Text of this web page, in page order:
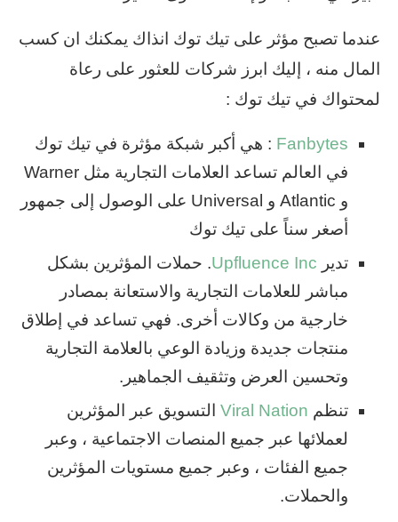
عندما تصبح مؤثر على تيك توك انذاك يمكنك ان كسب
المال منه ، إليك ابرز شركات للعثور على رعاة
لمحتواك في تيك توك :
Fanbytes : هي أكبر شبكة مؤثرة في تيك توك
في العالم تساعد العلامات التجارية مثل Warner
و Atlantic و Universal على الوصول إلى جمهور
أصغر سناً على تيك توك
تدير
. حملات المؤثرين بشكل
مباشر للعلامات التجارية والاستعانة بمصادر
خارجية من وكالات أخرى. فهي تساعد في إطلاق
منتجات جديدة وزيادة الوعي بالعلامة التجارية
وتحسين العرض وتثقيف الجماهير.
تنظم Viral Nation التسويق عبر المؤثرين
لعملائها عبر جميع المنصات الاجتماعية ، وعبر
جميع الفئات ، وعبر جميع مستويات المؤثرين
والحملات.